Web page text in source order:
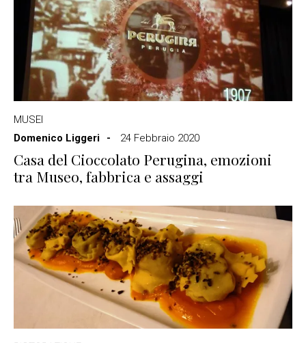
MUSEI
Domenico Liggeri
24 Febbraio 2020
Casa del Cioccolato Perugina, emozioni
tra Museo, fabbrica e assaggi